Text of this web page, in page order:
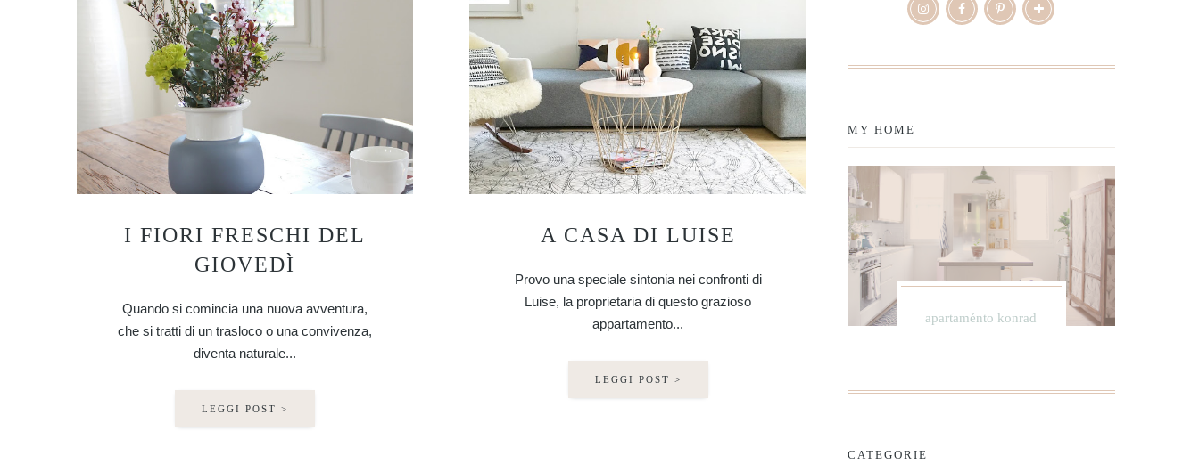
I FIORI FRESCHI DEL
GIOVEDÌ
Quando si comincia una nuova avventura,
che si tratti di un trasloco o una convivenza,
diventa naturale...
LEGGI POST >
A CASA DI LUISE
Provo una speciale sintonia nei confronti di
Luise, la proprietaria di questo grazioso
appartamento...
LEGGI POST >
MY HOME
apartaménto konrad
CATEGORIE